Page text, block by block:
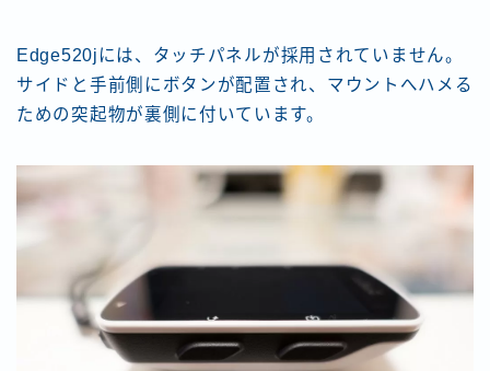
Edge520jには、タッチパネルが採用されていません。
サイドと手前側にボタンが配置され、マウントへハメる
ための突起物が裏側に付いています。